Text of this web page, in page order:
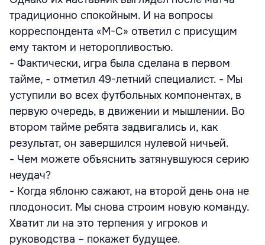
традиционно спокойным. И на вопросы
корреспондента «М-С» ответил с присущим
ему тактом и неторопливостью.
- Фактически, игра была сделана в первом
тайме, - отметил 49-летний специалист. - Мы
уступили во всех футбольных компонентах, в
первую очередь, в движении и мышлении. Во
втором тайме ребята задвигались и, как
результат, он завершился нулевой ничьей.
- Чем можете объяснить затянувшуюся серию
неудач?
- Когда яблоню сажают, на второй день она не
плодоносит. Мы снова строим новую команду.
Хватит ли на это терпения у игроков и
руководства – покажет будущее.